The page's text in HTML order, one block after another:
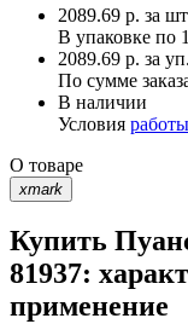
2089.69 р. за шт
В упаковке по
2089.69 р. за уп.
По сумме
В наличии
Условия
О товаре
xmark
Купить
81937:
применение